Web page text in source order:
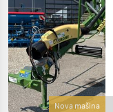
Nova mašina